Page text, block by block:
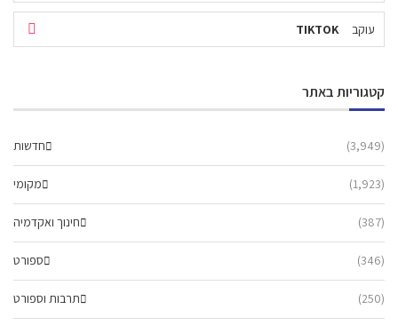
TIKTOK עוקב
קטגוריות באתר
חדשות (3,949)
מקומי (1,923)
חינוך ואקדמיה (387)
ספורט (346)
תרבות וספורט (250)